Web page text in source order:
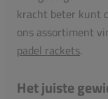
kracht beter kunt
ons assortiment
padel rackets.
Het juiste